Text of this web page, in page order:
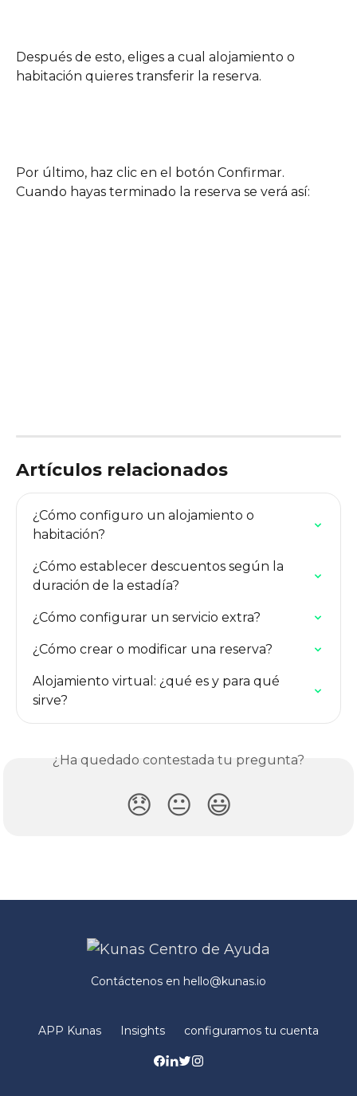
Después de esto, eliges a cual alojamiento o
habitación quieres transferir la reserva.
Por último, haz clic en el botón Confirmar.
Cuando hayas terminado la reserva se verá así:
Artículos relacionados
¿Cómo configuro un alojamiento o
habitación?
¿Cómo establecer descuentos según la
duración de la estadía?
¿Cómo configurar un servicio extra?
¿Cómo crear o modificar una reserva?
Alojamiento virtual: ¿qué es y para qué
sirve?
¿Ha quedado contestada tu pregunta?
😞 😐 😃
Contáctenos en hello@kunas.io
APP Kunas Insights configuramos tu cuenta